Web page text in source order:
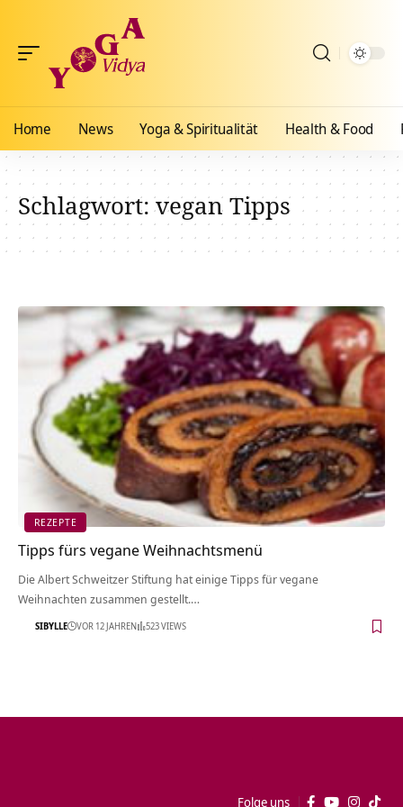
Home News Yoga & Spiritualität Health & Food
Schlagwort:vegan Tipps
REZEPTE
Tipps fürs vegane Weihnachtsmenü
Die Albert Schweitzer Stiftung hat einige Tipps für vegane
Weihnachten zusammen gestellt.…
SIBYLLE VOR 12 JAHREN 523 VIEWS
Folge uns